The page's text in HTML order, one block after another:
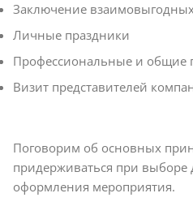
Заключение
Личные праздники
Профессиональные и общие
Визит представителей
Поговорим об основных
придерживаться при выборе
оформления мероприятия.